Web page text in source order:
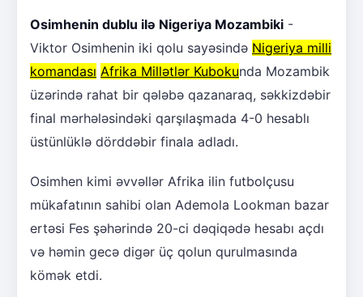
Osimhenin dublu ilə Nigeriya Mozambiki -
Viktor Osimhenin iki qolu sayəsində Nigeriya milli
komandası Afrika Millətlər Kubokunda Mozambik
üzərində rahat bir qələbə qazanaraq, səkkizdəbir
final mərhələsindəki qarşılaşmada 4-0 hesablı
üstünlüklə dörddəbir finala adladı.
Osimhen kimi əvvəllər Afrika ilin futbolçusu
mükafatının sahibi olan Ademola Lookman bazar
ertəsi Fes şəhərində 20-ci dəqiqədə hesabı açdı
və həmin gecə digər üç qolun qurulmasında
kömək etdi.